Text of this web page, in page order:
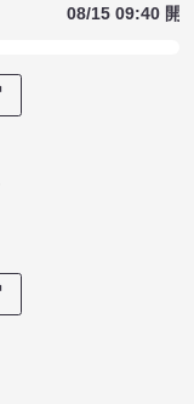
08/15 09:40 開